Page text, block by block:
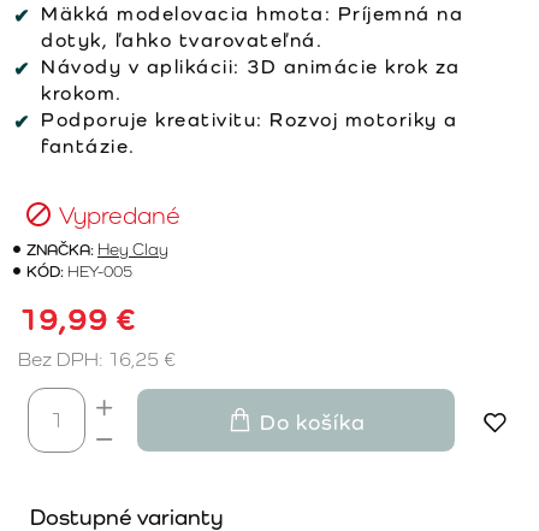
Mäkká modelovacia hmota: Príjemná na
dotyk, ľahko tvarovateľná.
Návody v aplikácii: 3D animácie krok za
krokom.
Podporuje kreativitu: Rozvoj motoriky a
fantázie.
Vypredané
ZNAČKA: Hey Clay
KÓD: HEY-005
19,99 €
Bez DPH: 16,25 €
Do košíka
Dostupné varianty